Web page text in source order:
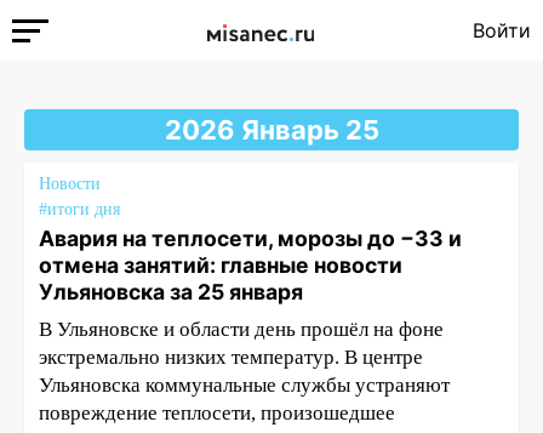
Войти
2026 Январь 25
Новости
#итоги дня
Авария на теплосети, морозы до −33 и
отмена занятий: главные новости
Ульяновска за 25 января
В Ульяновске и области день прошёл на фоне
экстремально низких температур. В центре
Ульяновска коммунальные службы устраняют
повреждение теплосети, произошедшее